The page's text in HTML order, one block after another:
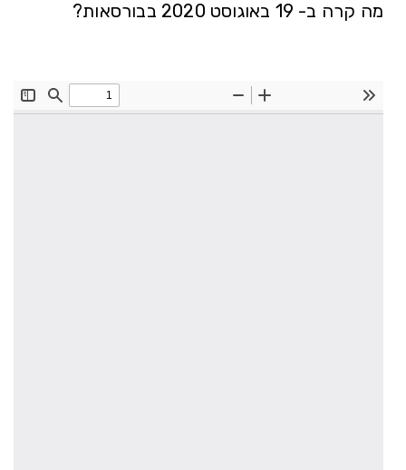
מה קרה ב- 19 באוגוסט 2020 בבורסאות?